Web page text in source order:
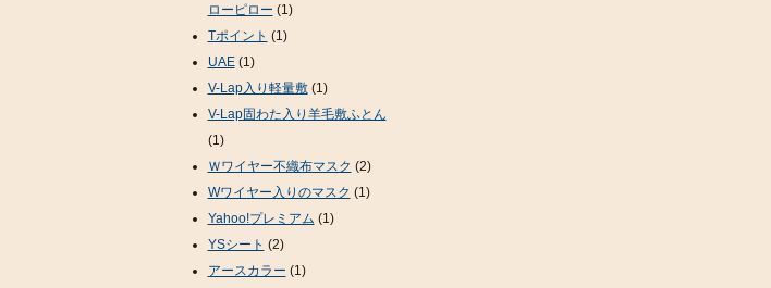
ローピロー (1)
Tポイント (1)
UAE(1)
V-Lap入り軽量敷(1)
V-Lap固わた入り羊毛敷ふとん
(1)
Ｗワイヤー不織布マスク (2)
Wワイヤー入りのマスク (1)
Yahoo!プレミアム (1)
YSシート (2)
アースカラー (1)